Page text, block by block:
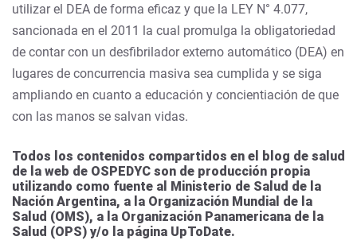
utilizar el DEA de forma eficaz y que la LEY N° 4.077,
sancionada en el 2011 la cual promulga la obligatoriedad
de contar con un desfibrilador externo automático (DEA) en
lugares de concurrencia masiva sea cumplida y se siga
ampliando en cuanto a educación y concientiación de que
con las manos se salvan vidas.
Todos los contenidos compartidos en el blog de salud
de la web de OSPEDYC son de producción propia
utilizando como fuente al Ministerio de Salud de la
Nación Argentina, a la Organización Mundial de la
Salud (OMS), a la Organización Panamericana de la
Salud (OPS) y/o la página UpToDate.